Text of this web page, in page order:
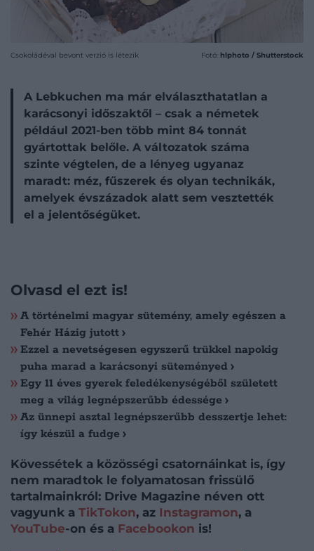
Csokoládéval bevont verzió is létezik Fotó: hlphoto / Shutterstock
A Lebkuchen ma már elválaszthatatlan a
karácsonyi időszaktől – csak a németek
például 2021-ben több mint 84 tonnát
gyártottak belőle. A változatok száma
szinte végtelen, de a lényeg ugyanaz
maradt: méz, fűszerek és olyan technikák,
amelyek évszázadok alatt sem vesztették
el a jelentőségüket.
Olvasd el ezt is!
A történelmi magyar sütemény, amely egészen a
Fehér Házig jutott
Ezzel a nevetségesen egyszerű trükkel napokig
puha marad a karácsonyi süteményed
Egy 11 éves gyerek feledékenységéből született
meg a világ legnépszerűbb édessége
Az ünnepi asztal legnépszerűbb desszertje lehet:
így készül a fudge
Kövessétek a közösségi csatornáinkat is, így
nem maradtok le folyamatosan frissülő
tartalmainkról: Drive Magazine néven ott
vagyunk a TikTokon, az Instagramon, a
YouTube-on és a Facebookon is!